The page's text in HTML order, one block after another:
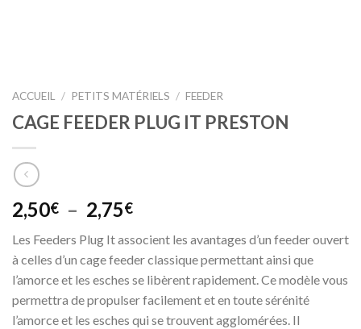
ACCUEIL / PETITS MATÉRIELS / FEEDER
CAGE FEEDER PLUG IT PRESTON
2,50€ – 2,75€Plage
prix :
2,50€
à
2,75€
Les Feeders Plug It associent les avantages d’un feeder ouvert
à celles d’un cage feeder classique permettant ainsi que
l’amorce et les esches se libèrent rapidement. Ce modèle vous
permettra de propulser facilement et en toute sérénité
l’amorce et les esches qui se trouvent agglomérées. Il